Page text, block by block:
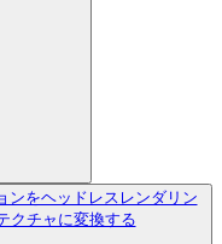
ンをヘッドレスレンダリン
クチャに変換する